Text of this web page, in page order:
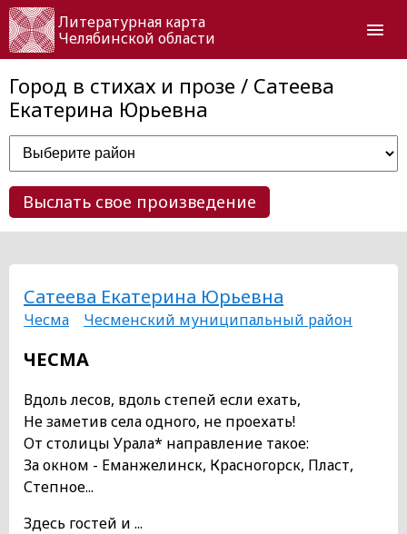
Литературная карта
Челябинской области
Город в стихах и прозе / Сатеева
Екатерина Юрьевна
Выслать свое произведение
Сатеева Екатерина Юрьевна
Чесма Чесменский муниципальный район
ЧЕСМА
Вдоль лесов, вдоль степей если ехать,
Не заметив села одного, не проехать!
От столицы Урала* направление такое:
За окном - Еманжелинск, Красногорск, Пласт,
Степное...
Здесь гостей и ...